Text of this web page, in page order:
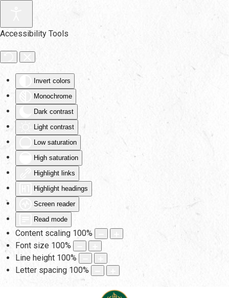
Accessibility Tools
Invert colors
Monochrome
Dark contrast
Light contrast
Low saturation
High saturation
Highlight links
Highlight headings
Screen reader
Read mode
Content scaling 100%
Font size 100%
Line height 100%
Letter spacing 100%
Skip to main content